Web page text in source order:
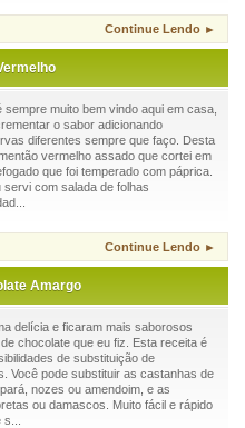
Continue Lendo ►
muito bem vindo aqui em casa,
o sabor adicionando
diferentes sempre que faço. Desta
vermelho assado que cortei em
que foi temperado com páprica.
servi com salada de folhas
Continue Lendo ►
Amargo
delícia e ficaram mais saborosos
chocolate que eu fiz. Esta receita é
de substituição de
Você pode substituir as castanhas de
nozes ou amendoim, e as
ou damascos. Muito fácil e rápido